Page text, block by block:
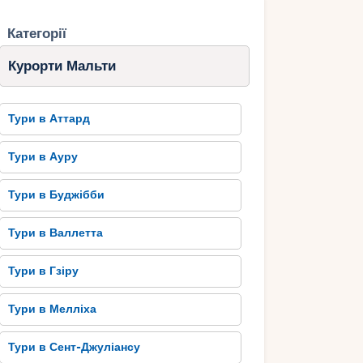
Категорії
Курорти Мальти
Тури в Аттард
Тури в Ауру
Тури в Буджібби
Тури в Валлетта
Тури в Гзіру
Тури в Мелліха
Тури в Сент-Джуліансу